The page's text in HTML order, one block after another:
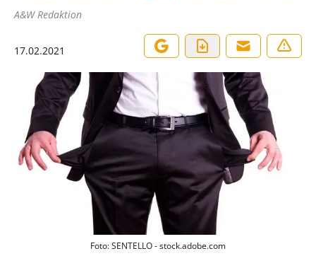
A&W Redaktion
17.02.2021
Foto: SENTELLO - stock.adobe.com